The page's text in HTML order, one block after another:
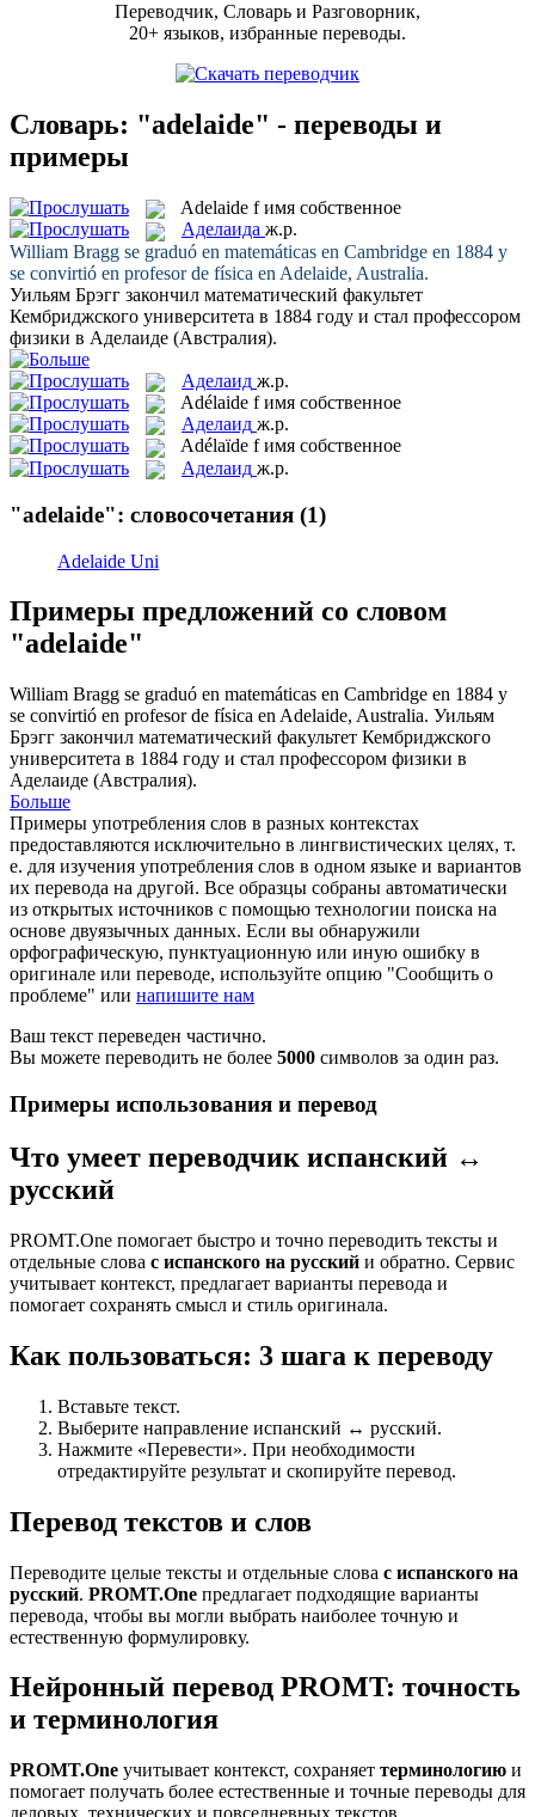
Переводчик, Словарь и Разговорник,
20+ языков, избранные переводы.
Словарь: "adelaide" - переводы и
примеры
Adelaide f имя собственное
Аделаида ж.р.
William Bragg se graduó en matemáticas en Cambridge en 1884 y
se convirtió en profesor de física en Adelaide, Australia.
Уильям Брэгг закончил математический факультет
Кембриджского университета в 1884 году и стал профессором
физики в Аделаиде (Австралия).
Аделаид ж.р.
Adélaide f имя собственное
Аделаид ж.р.
Adélaïde f имя собственное
Аделаид ж.р.
"adelaide": словосочетания (1)
Adelaide Uni
Примеры предложений со словом
"adelaide"
William Bragg se graduó en matemáticas en Cambridge en 1884 y
se convirtió en profesor de física en Adelaide, Australia. Уильям
Брэгг закончил математический факультет Кембриджского
университета в 1884 году и стал профессором физики в
Аделаиде (Австралия).
Больше
Примеры употребления слов в разных контекстах
предоставляются исключительно в лингвистических целях, т.
е. для изучения употребления слов в одном языке и вариантов
их перевода на другой. Все образцы собраны автоматически
из открытых источников с помощью технологии поиска на
основе двуязычных данных. Если вы обнаружили
орфографическую, пунктуационную или иную ошибку в
оригинале или переводе, используйте опцию "Сообщить о
проблеме" или напишите нам
Ваш текст переведен частично.
Вы можете переводить не более 5000 символов за один раз.
Примеры использования и перевод
Что умеет переводчик испанский ↔
русский
PROMT.One помогает быстро и точно переводить тексты и
отдельные слова с испанского на русский и обратно. Сервис
учитывает контекст, предлагает варианты перевода и
помогает сохранять смысл и стиль оригинала.
Как пользоваться: 3 шага к переводу
Вставьте текст.
Выберите направление испанский ↔ русский.
Нажмите «Перевести». При необходимости
отредактируйте результат и скопируйте перевод.
Перевод текстов и слов
Переводите целые тексты и отдельные слова с испанского на
русский. PROMT.One предлагает подходящие варианты
перевода, чтобы вы могли выбрать наиболее точную и
естественную формулировку.
Нейронный перевод PROMT: точность
и терминология
PROMT.One учитывает контекст, сохраняет терминологию и
помогает получать более естественные и точные переводы для